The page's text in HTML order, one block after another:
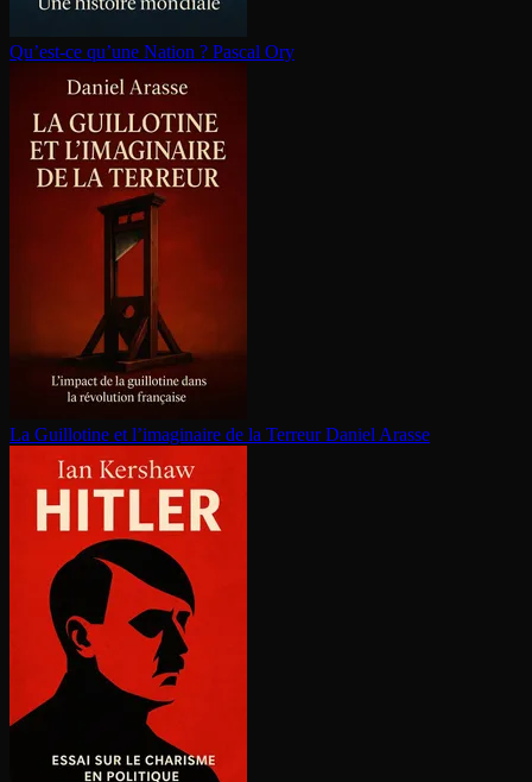
Qu’est-ce qu’une Nation ? Pascal Ory
La Guillotine et l’imaginaire de la Terreur Daniel Arasse